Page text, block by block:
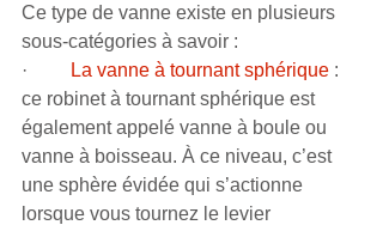
Ce type de vanne existe en plusieurs
sous-catégories à savoir :
·
La vanne à tournant sphérique :
ce robinet à tournant sphérique est
également appelé vanne à boule ou
vanne à boisseau. À ce niveau, c’est
une sphère évidée qui s’actionne
lorsque vous tournez le levier